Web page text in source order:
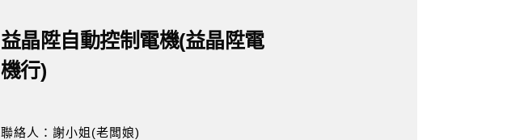
益晶陞自動控制電機(益晶陞電
機行)
聯絡人：謝小姐(老闆娘)